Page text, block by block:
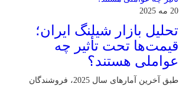
20 مه 2025
تحلیل بازار شیلنگ ایران؛
قیمت‌ها تحت تأثیر چه
عواملی هستند؟
طبق آخرین آمارهای سال 2025، فروشندگان